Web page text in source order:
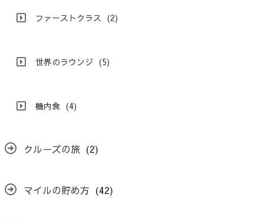
ファーストクラス (2)
世界のラウンジ (5)
機内食 (4)
クルーズの旅 (2)
マイルの貯め方 (42)